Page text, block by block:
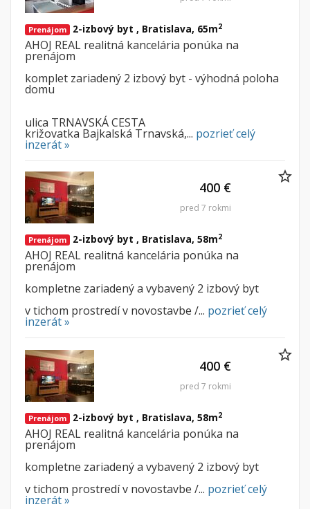
Prenájom 2-izbový byt , Bratislava, 65m2
AHOJ REAL realitná kancelária ponúka na
prenájom
komplet zariadený 2 izbový byt - výhodná poloha
domu
ulica TRNAVSKÁ CESTA
križovatka Bajkalská Trnavská,... pozrieť celý
inzerát »
Prenájom 2-izbový byt , Bratislava, 58m2
AHOJ REAL realitná kancelária ponúka na
prenájom
kompletne zariadený a vybavený 2 izbový byt
v tichom prostredí v novostavbe /... pozrieť celý
inzerát »
400 €
pred 7 rokmi
Prenájom 2-izbový byt , Bratislava, 58m2
AHOJ REAL realitná kancelária ponúka na
prenájom
kompletne zariadený a vybavený 2 izbový byt
v tichom prostredí v novostavbe /... pozrieť celý
inzerát »
400 €
pred 7 rokmi